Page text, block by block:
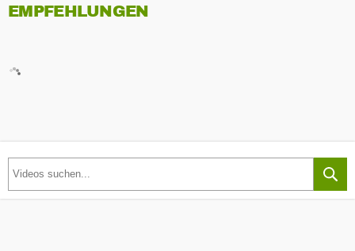
EMPFEHLUNGEN